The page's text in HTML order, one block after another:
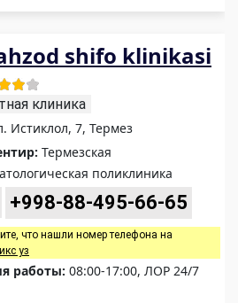
shifo klinikasi
клиника
Истиклол, 7, Термез
Термезская
поликлиника
+998-88-495-66-65
что нашли номер телефона на
уз
работы: 08:00-17:00, ЛОР 24/7